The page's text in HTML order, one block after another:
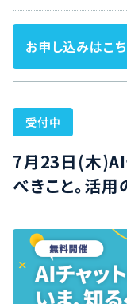
受付中
7月23日(木)AI
べきこと。活
お申し込みはこ